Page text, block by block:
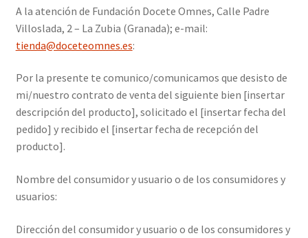
A la atención de Fundación Docete Omnes, Calle Padre
Villoslada, 2 – La Zubia (Granada); e-mail:
tienda@doceteomnes.es:
Por la presente te comunico/comunicamos que desisto de
mi/nuestro contrato de venta del siguiente bien [insertar
descripción del producto], solicitado el [insertar fecha del
pedido] y recibido el [insertar fecha de recepción del
producto].
Nombre del consumidor y usuario o de los consumidores y
usuarios:
Dirección del consumidor y usuario o de los consumidores y